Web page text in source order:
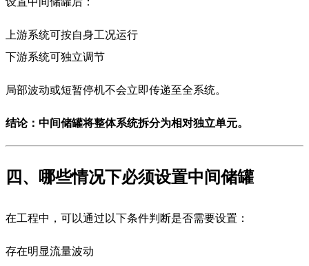
上游系统可按自身工况运行
下游系统可独立调节
局部波动或短暂停机不会立即传递至全系统。
结论：中间储罐将整体系统拆分为相对独立单元。
四、哪些情况下必须设置中间储罐
在工程中，可以通过以下条件判断是否需要设置：
存在明显流量波动